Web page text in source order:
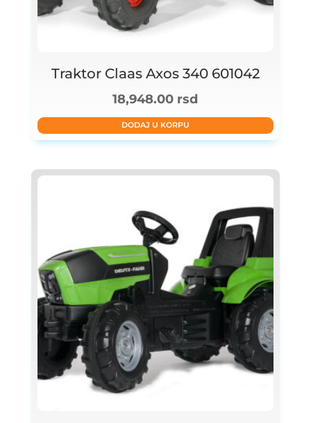
Traktor Claas Axos 340 601042
18,948.00 rsd
DODAJ U KORPU